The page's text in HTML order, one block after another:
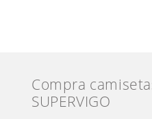
Compra
SUPERVIGO